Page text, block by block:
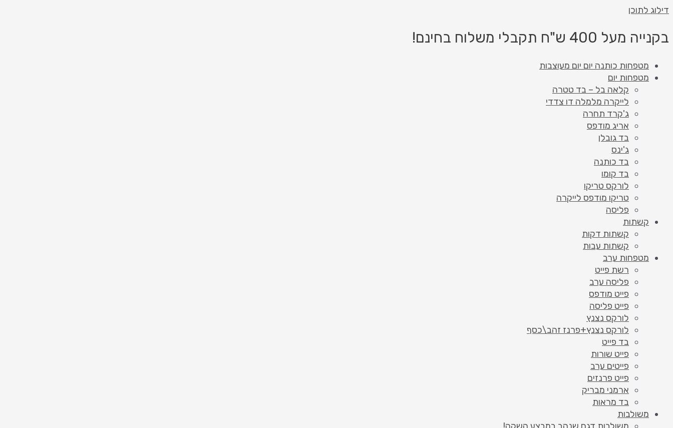
דילוג לתוכן
בקנייה מעל 400 ש"ח תקבלי משלוח בחינם!
מטפחות כותנה יום יום מעוצבות
מטפחות יום
קלאה בל – בד טטרה
לייקרה מלמלה דו צדדי
ג'קרד תחרה
אריג מודפס
בד גובלן
ג'ינס
בד כותנה
בד קומו
לורקס טריקו
טריקו מודפס לייקרה
פליסה
קשתות
קשתות דקות
קשתות עבות
מטפחות ערב
רשת פייט
פליסה ערב
פייט מודפס
פייט פליסה
לורקס נצנץ
לורקס נצנץ+פרנז זהב\כסף
בד פייט
פייט שורות
פייטים ערב
פייט פרנזים
ארמני מבריק
בד מראות
משולבות
משולבות דגם שנהב במבצע השקה!